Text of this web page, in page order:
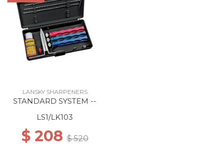
LANSKY SHARPENERS
STANDARD SYSTEM --
LS1/LK103
$ 208$ 520